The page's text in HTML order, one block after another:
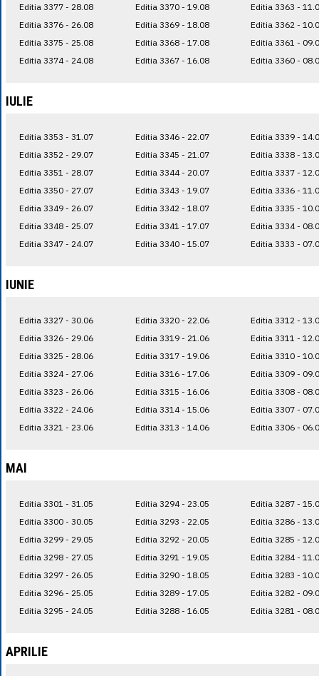
Editia 3377 - 28.08
Editia 3376 - 26.08
Editia 3375 - 25.08
Editia 3374 - 24.08
Editia 3370 - 19.08
Editia 3369 - 18.08
Editia 3368 - 17.08
Editia 3367 - 16.08
Editia 3363 -
Editia 3362 -
Editia 3361 -
Editia 3360 -
IULIE
Editia 3353 - 31.07
Editia 3352 - 29.07
Editia 3351 - 28.07
Editia 3350 - 27.07
Editia 3349 - 26.07
Editia 3348 - 25.07
Editia 3347 - 24.07
Editia 3346 - 22.07
Editia 3345 - 21.07
Editia 3344 - 20.07
Editia 3343 - 19.07
Editia 3342 - 18.07
Editia 3341 - 17.07
Editia 3340 - 15.07
Editia 3339 -
Editia 3338 -
Editia 3337 -
Editia 3336 -
Editia 3335 -
Editia 3334 -
Editia 3333 -
IUNIE
Editia 3327 - 30.06
Editia 3326 - 29.06
Editia 3325 - 28.06
Editia 3324 - 27.06
Editia 3323 - 26.06
Editia 3322 - 24.06
Editia 3321 - 23.06
Editia 3320 - 22.06
Editia 3319 - 21.06
Editia 3317 - 19.06
Editia 3316 - 17.06
Editia 3315 - 16.06
Editia 3314 - 15.06
Editia 3313 - 14.06
Editia 3312 -
Editia 3311 -
Editia 3310 -
Editia 3309 -
Editia 3308 -
Editia 3307 -
Editia 3306 -
MAI
Editia 3301 - 31.05
Editia 3300 - 30.05
Editia 3299 - 29.05
Editia 3298 - 27.05
Editia 3297 - 26.05
Editia 3296 - 25.05
Editia 3295 - 24.05
Editia 3294 - 23.05
Editia 3293 - 22.05
Editia 3292 - 20.05
Editia 3291 - 19.05
Editia 3290 - 18.05
Editia 3289 - 17.05
Editia 3288 - 16.05
Editia 3287 -
Editia 3286 -
Editia 3285 -
Editia 3284 -
Editia 3283 -
Editia 3282 -
Editia 3281 -
APRILIE